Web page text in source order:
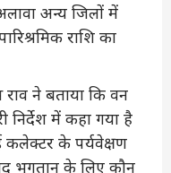
अन्य जिलों में
राशि का
राव ने बताया कि वन
निर्देश में कहा गया है
कलेक्टर के पर्यवेक्षण
भुगतान के लिए कौन